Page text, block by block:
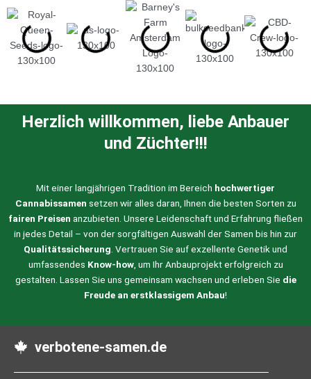
Herzlich willkommen, liebe Anbauer
und Züchter!!!
Mit einer langjährigen Tradition im Bereich hochwertiger
Cannabissamen setzen wir alles daran, Ihnen die besten Sorten zu
fairen Preisen anzubieten. Unsere Leidenschaft und Erfahrung fließen
in jedes Detail – von der sorgfältigen Auswahl der Samen bis hin zur
Qualitätssicherung . Vertrauen Sie auf exzellente Genetik und
umfassendes Know-how, um Ihr Anbauprojekt erfolgreich zu
gestalten. Lassen Sie uns gemeinsam wachsen und erleben Sie die
Freude an erstklassigem Anbau!
verbotene-samen.de